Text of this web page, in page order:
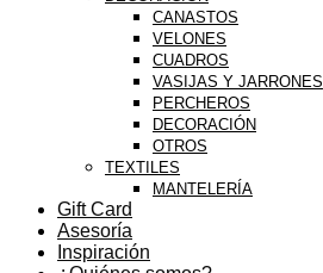
CANASTOS
VELONES
CUADROS
VASIJAS Y JARRONES
PERCHEROS
DECORACIÓN
OTROS
TEXTILES
MANTELERÍA
Gift Card
Asesoría
Inspiración